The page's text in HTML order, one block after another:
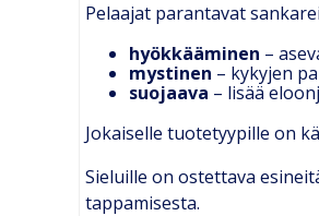
Pelaajat parantavat
hyökkääminen –
mystinen – kykyjen
suojaava – lisää
Jokaiselle tuotetyypille on
Sieluille on ostettava
tappamisesta.